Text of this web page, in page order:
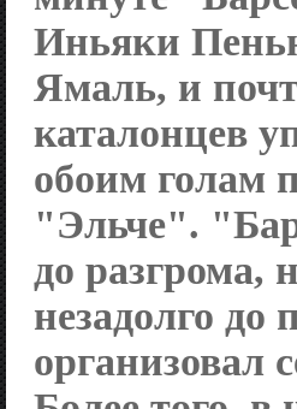
Иньяки
Ямаль, и
каталонцев
обоим голам
"Эльче".
до разгрома,
незадолго
организовал